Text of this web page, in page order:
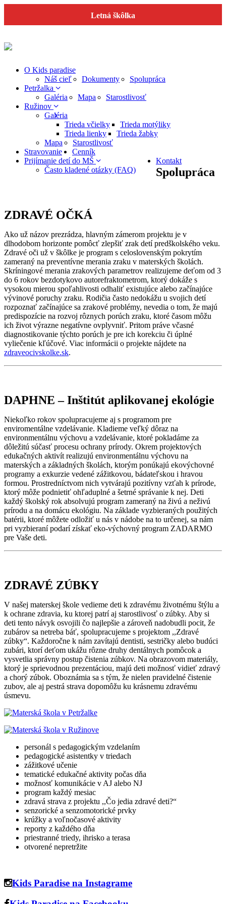
Letná škôlka
O Kids paradise
Náš cieľ
Dokumenty
Spolupráca
Petržalka
Galéria
Mapa
Starostlivosť
Ružinov
Galéria
Trieda včielky
Trieda motýliky
Trieda lienky
Trieda žabky
Mapa
Starostlivosť
Stravovanie
Cenník
Prijímanie detí do MŠ
Často kladené otázky (FAQ)
Kontakt
Spolupráca
ZDRAVÉ OČKÁ
Ako už názov prezrádza, hlavným zámerom projektu je v
dlhodobom horizonte pomôcť zlepšiť zrak detí predškolského veku.
Zdravé oči už v škôlke je program s celoslovenským pokrytím
zameraný na preventívne merania zraku v materských školách.
Skríningové merania zrakových parametrov realizujeme deťom od 3
do 6 rokov bezdotykovo autorefraktometrom, ktorý dokáže s
vysokou mierou spoľahlivosti odhaliť existujúce alebo začínajúce
vývinové poruchy zraku. Rodičia často nedokážu u svojich detí
rozpoznať začínajúce sa zrakové problémy, nevedia o tom, že majú
predispozície na rozvoj rôznych porúch zraku, ktoré časom môžu
ich život výrazne negatívne ovplyvniť. Pritom práve včasné
diagnostikovanie týchto porúch je pre ich korekciu či úplné
vyliečenie kľúčové. Viac informácii o projekte nájdete na
zdraveocivskolke.sk.
DAPHNE – Inštitút aplikovanej ekológie
Niekoľko rokov spolupracujeme aj s programom pre
enviromentálne vzdelávanie. Kladieme veľký dôraz na
environmentálnu výchovu a vzdelávanie, ktoré pokladáme za
dôležitú súčasť procesu ochrany prírody. Okrem projektových
edukačných aktivít realizujú environmentálnu výchovu na
materských a základných školách, ktorým ponúkajú ekovýchovné
programy a exkurzie vedené zážitkovou, bádateľskou i hravou
formou. Prostredníctvom nich vytvárajú pozitívny vzťah k prírode,
ktorý môže podnietiť ohľaduplné a šetrné správanie k nej. Deti
každý školský rok absolvujú program zameraný na živú a neživú
prírodu a na domácu ekológiu. Na základe vyzbieraných použitých
batérii, ktoré môžete odložiť u nás v nádobe na to určenej, sa nám
pri vyzbieraní podarí získať eko-výchovný program ZADARMO
pre Vaše deti.
ZDRAVÉ ZÚBKY
V našej materskej škole vedieme deti k zdravému životnému štýlu a
k ochrane zdravia, ku ktorej patrí aj starostlivosť o zúbky. Aby si
deti tento návyk osvojili čo najlepšie a zároveň nadobudli pocit, že
zubárov sa netreba báť, spolupracujeme s projektom ,,Zdravé
zúbky“. Každoročne k nám zavítajú dentisti, sestričky alebo budúci
zubári, ktorí deťom ukážu rôzne druhy dentálnych pomôcok a
vysvetlia správny postup čistenia zúbkov. Na obrazovom materiály,
ktorý je sprievodnou prezentáciou, majú deti možnosť vidieť zdravý
a chorý zúbok. Oboznámia sa s tým, že nielen pravidelné čistenie
zubov, ale aj pestrá strava dopomôžu ku krásnemu zdravému
úsmevu.
personál s pedagogickým vzdelaním
pedagogické asistentky v triedach
zážitkové učenie
tematické edukačné aktivity počas dňa
možnosť komunikácie v AJ alebo NJ
program každý mesiac
zdravá strava z projektu ,,Čo jedia zdravé deti?“
senzorické a senzomotorické prvky
krúžky a voľnočasové aktivity
reporty z každého dňa
priestranné triedy, ihrisko a terasa
otvorené nepretržite
Kids Paradise na Instagrame